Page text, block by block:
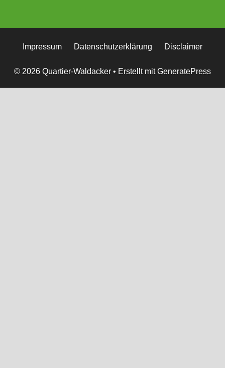
Impressum Datenschutzerklärung Disclaimer
© 2026 Quartier-Waldacker • Erstellt mitGeneratePress